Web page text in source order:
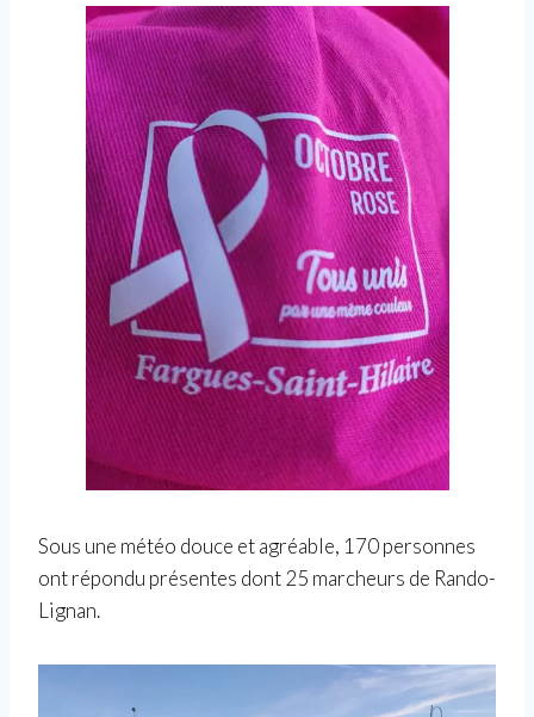
Sous une météo douce et agréable, 170 personnes
ont répondu présentes dont 25 marcheurs de Rando-
Lignan.